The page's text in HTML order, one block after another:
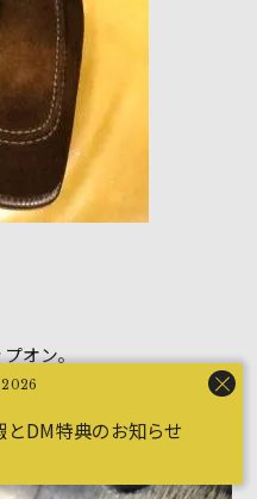
DM特典のお知らせ
オン。